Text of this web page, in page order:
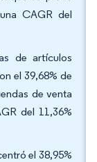
CAGR del
de artículos
el 39,68% de
de venta
del 11,36%
el 38,95%